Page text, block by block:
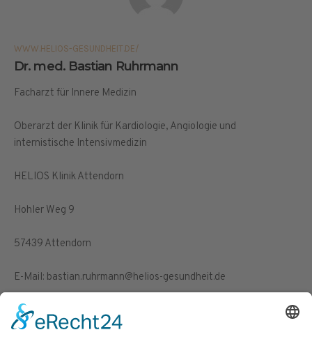
WWW.HELIOS-GESUNDHEIT.DE/
Dr. med. Bastian Ruhrmann
Facharzt für Innere Medizin
Oberarzt der Klinik für Kardiologie, Angiologie und
internistische Intensivmedizin
HELIOS Klinik Attendorn
Hohler Weg 9
57439 Attendorn
E-Mail: bastian.ruhrmann@helios-gesundheit.de
Telefon: 02722/60-2454